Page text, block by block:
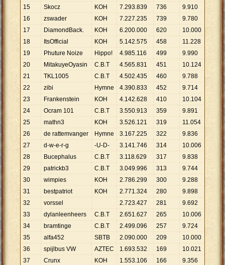
15 Skocz KOH 7.293.839 736 9.910
16
zswader KOH 7.227.235 739 9.780
17
DiamondBack. KOH 6.200.000 620 10.000
18
ItsOfficial KOH 5.142.575 458 11.228
19
Phuture Noize Hippo! 4.985.116 499 9.990
20
MitakuyeOyasin C.B.T 4.565.831 451 10.124
21
TKL1005 C.B.T 4.502.435 460 9.788
22
zibi Hymne 4.390.833 452 9.714
23
Frankenstein KOH 4.142.628 410 10.104
24
Ocram 101 C.B.T 3.550.913 359 9.891
25
mathn3 KOH 3.526.121 319 11.054
26
de rattemvanger Hymne 3.167.225 322 9.836
27
d-w-e-r-g -U-D- 3.141.746 314 10.006
28
Bucephalus C.B.T 3.118.629 317 9.838
29
patrickb3 C.B.T 3.049.996 313 9.744
30
wimpies KOH 2.786.299 300 9.288
31
bestpatriot KOH 2.771.324 280 9.898
32
vorssel 2.723.427 281 9.692
33
dylanleenheers C.B.T 2.651.627 265 10.006
34
bramtinge C.B.T 2.499.096 257 9.724
35
alfa452 SBTB 2.090.000 209 10.000
36
spijlbus VW AZTEC 1.693.532 169 10.021
37
Crunx KOH 1.553.106 166 9.356